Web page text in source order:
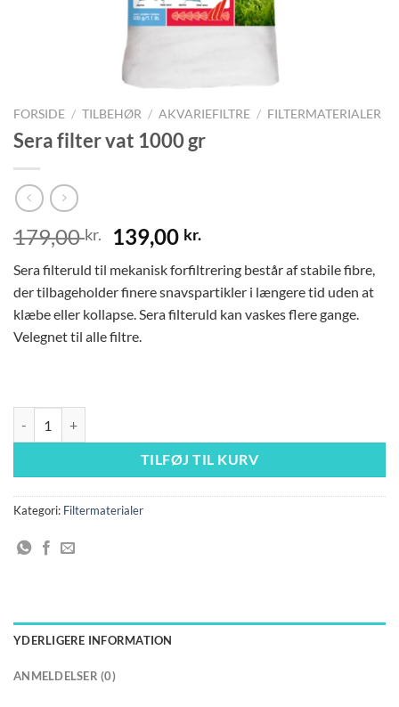
FORSIDE / TILBEHØR / AKVARIEFILTRE / FILTERMATERIALER
Sera filter vat 1000 gr
179,00kr.
Den
oprindelige
pris
var:
179,00 kr..
139,00 kr.Den
pris
er:
139,00 kr..
Sera filteruld til mekanisk forfiltrering består af stabile fibre,
der tilbageholder finere snavspartikler i længere tid uden at
klæbe eller kollapse. Sera filteruld kan vaskes flere gange.
Velegnet til alle filtre.
TILFØJ TIL KURV
Kategori: Filtermaterialer
YDERLIGERE INFORMATION
ANMELDELSER (0)